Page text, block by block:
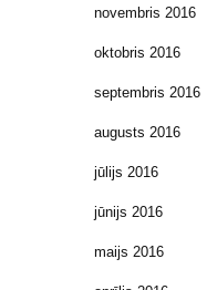
novembris 2016
oktobris 2016
septembris 2016
augusts 2016
jūlijs 2016
jūnijs 2016
maijs 2016